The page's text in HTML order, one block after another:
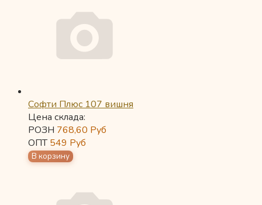
Софти Плюс 107 вишня
Цена склада:
РОЗН 768,60 Руб
ОПТ549 Руб